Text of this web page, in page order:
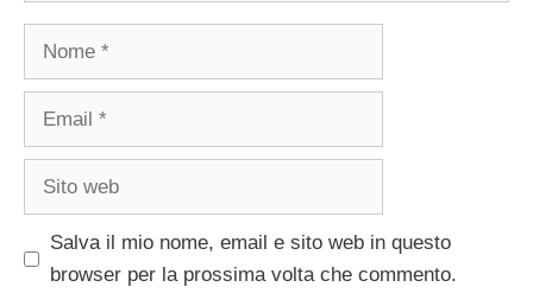
Nome
Email
Sito
Salva il mio nome, email e sito web in questo
browser per la prossima volta che commento.